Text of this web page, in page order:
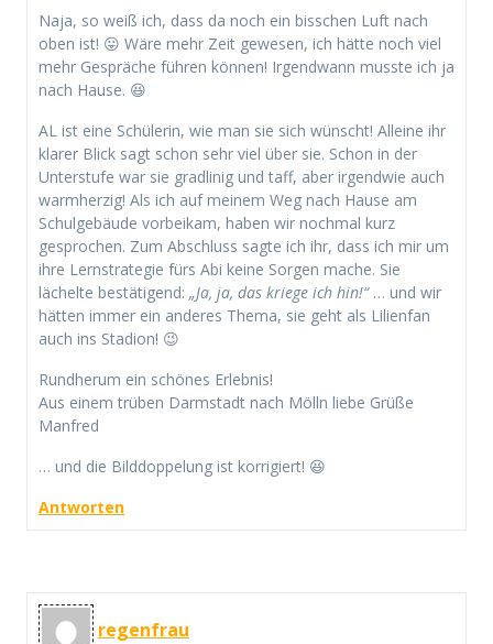
Naja, so weiß ich, dass da noch ein bisschen Luft nach
oben ist! 😛 Wäre mehr Zeit gewesen, ich hätte noch viel
mehr Gespräche führen können! Irgendwann musste ich ja
nach Hause. 😆
AL ist eine Schülerin, wie man sie sich wünscht! Alleine ihr
klarer Blick sagt schon sehr viel über sie. Schon in der
Unterstufe war sie gradlinig und taff, aber irgendwie auch
warmherzig! Als ich auf meinem Weg nach Hause am
Schulgebäude vorbeikam, haben wir nochmal kurz
gesprochen. Zum Abschluss sagte ich ihr, dass ich mir um
ihre Lernstrategie fürs Abi keine Sorgen mache. Sie
lächelte bestätigend: „Ja, ja, das kriege ich hin!“… und wir
hätten immer ein anderes Thema, sie geht als Lilienfan
auch ins Stadion! 😉
Rundherum ein schönes Erlebnis!
Aus einem trüben Darmstadt nach Mölln liebe Grüße
Manfred
… und die Bilddoppelung ist korrigiert! 😆
Antworten
regenfrau